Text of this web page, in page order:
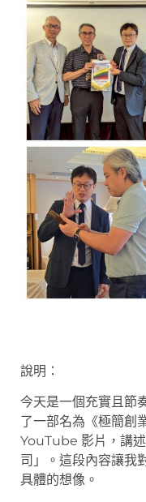
說明：
今天是一個充實且節
了一部名為《極簡創
YouTube 影片，講
司」。這段內容讓我
具體的想像。